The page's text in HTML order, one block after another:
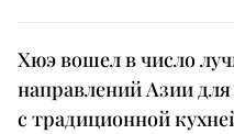
Хюэ вошел в число
направлений Азии
с традиционной